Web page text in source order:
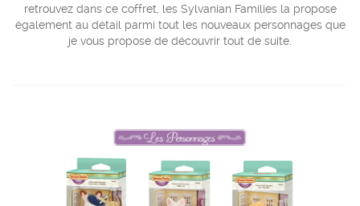
retrouvez dans ce coffret, les Sylvanian Families la propose
également au détail parmi tout les nouveaux personnages que
je vous propose de découvrir tout de suite.